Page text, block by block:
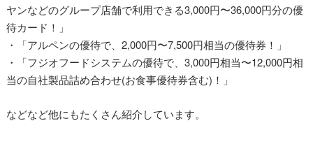
ヤンなどのグループ店舗で利用できる3,000円〜36,000円分の優
待カード！」
・「アルペンの優待で、2,000円〜7,500円相当の優待券！」
・「フジオフードシステムの優待で、3,000円相当〜12,000円相
当の自社製品詰め合わせ(お食事優待券含む)！」
などなど他にもたくさん紹介しています。